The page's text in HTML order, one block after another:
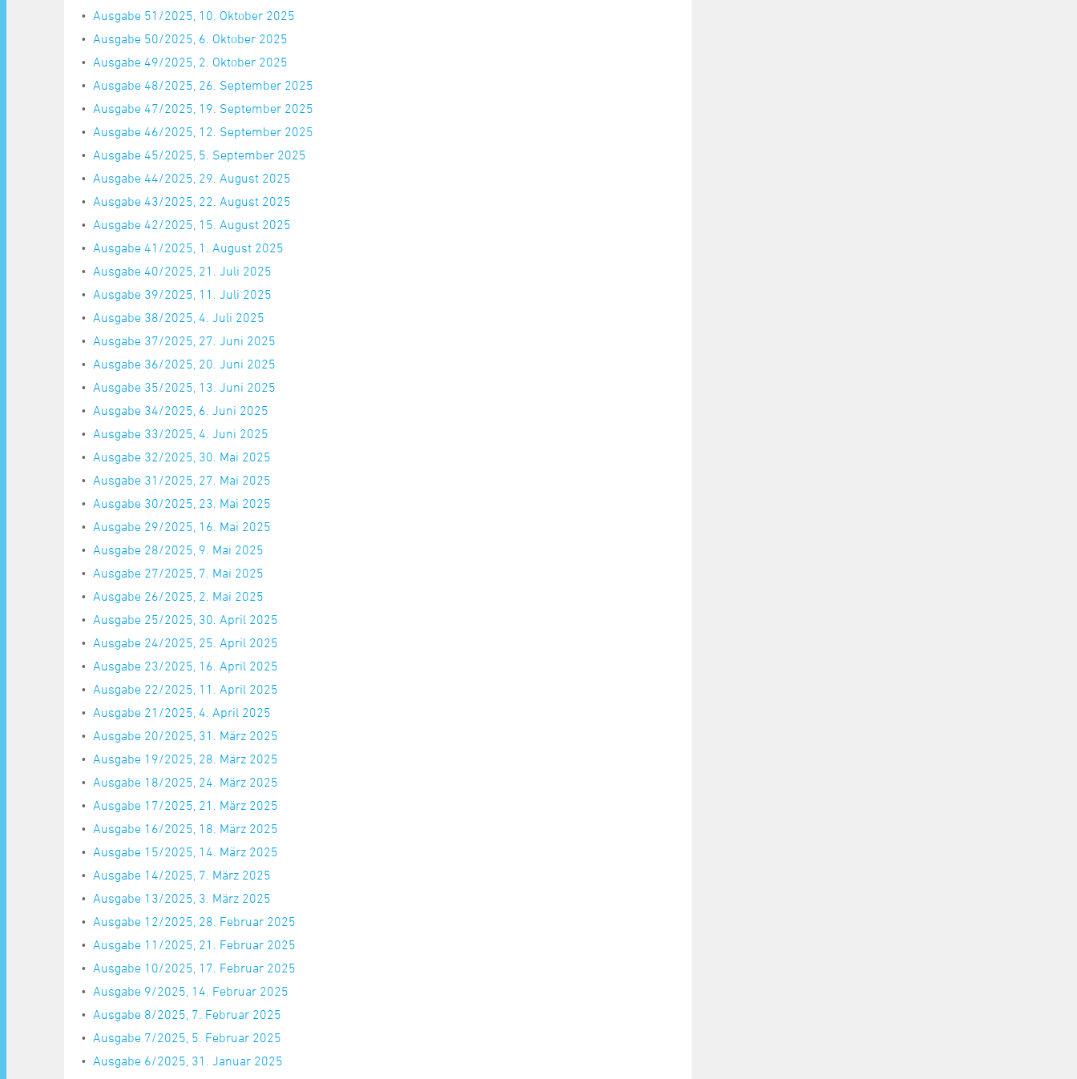
Ausgabe 51/2025, 10. Oktober 2025
Ausgabe 50/2025, 6. Oktober 2025
Ausgabe 49/2025, 2. Oktober 2025
Ausgabe 48/2025, 26. September 2025
Ausgabe 47/2025, 19. September 2025
Ausgabe 46/2025, 12. September 2025
Ausgabe 45/2025, 5. September 2025
Ausgabe 44/2025, 29. August 2025
Ausgabe 43/2025, 22. August 2025
Ausgabe 42/2025, 15. August 2025
Ausgabe 41/2025, 1. August 2025
Ausgabe 40/2025, 21. Juli 2025
Ausgabe 39/2025, 11. Juli 2025
Ausgabe 38/2025, 4. Juli 2025
Ausgabe 37/2025, 27. Juni 2025
Ausgabe 36/2025, 20. Juni 2025
Ausgabe 35/2025, 13. Juni 2025
Ausgabe 34/2025, 6. Juni 2025
Ausgabe 33/2025, 4. Juni 2025
Ausgabe 32/2025, 30. Mai 2025
Ausgabe 31/2025, 27. Mai 2025
Ausgabe 30/2025, 23. Mai 2025
Ausgabe 29/2025, 16. Mai 2025
Ausgabe 28/2025, 9. Mai 2025
Ausgabe 27/2025, 7. Mai 2025
Ausgabe 26/2025, 2. Mai 2025
Ausgabe 25/2025, 30. April 2025
Ausgabe 24/2025, 25. April 2025
Ausgabe 23/2025, 16. April 2025
Ausgabe 22/2025, 11. April 2025
Ausgabe 21/2025, 4. April 2025
Ausgabe 20/2025, 31. März 2025
Ausgabe 19/2025, 28. März 2025
Ausgabe 18/2025, 24. März 2025
Ausgabe 17/2025, 21. März 2025
Ausgabe 16/2025, 18. März 2025
Ausgabe 15/2025, 14. März 2025
Ausgabe 14/2025, 7. März 2025
Ausgabe 13/2025, 3. März 2025
Ausgabe 12/2025, 28. Februar 2025
Ausgabe 11/2025, 21. Februar 2025
Ausgabe 10/2025, 17. Februar 2025
Ausgabe 9/2025, 14. Februar 2025
Ausgabe 8/2025, 7. Februar 2025
Ausgabe 7/2025, 5. Februar 2025
Ausgabe 6/2025, 31. Januar 2025